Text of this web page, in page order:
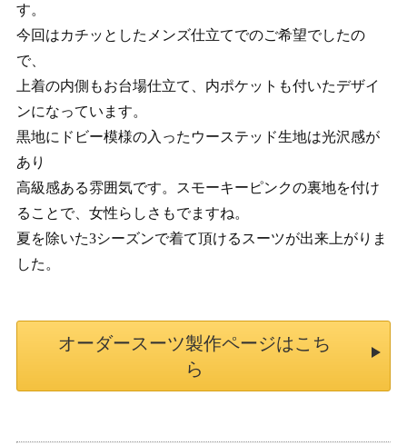
す。
今回はカチッとしたメンズ仕立てでのご希望でしたの
で、
上着の内側もお台場仕立て、内ポケットも付いたデザイ
ンになっています。
黒地にドビー模様の入ったウーステッド生地は光沢感が
あり
高級感ある雰囲気です。スモーキーピンクの裏地を付け
ることで、女性らしさもでますね。
夏を除いた3シーズンで着て頂けるスーツが出来上がりま
した。
オーダースーツ製作ページはこち
ら